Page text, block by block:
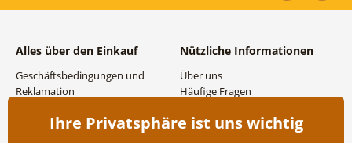
Alles über den Einkauf
Geschäftsbedingungen und
Reklamation
Versand- und
Nützliche Informationen
Über uns
Häufige Fragen
Großhandel und
Ihre Privatsphäre ist uns wichtig